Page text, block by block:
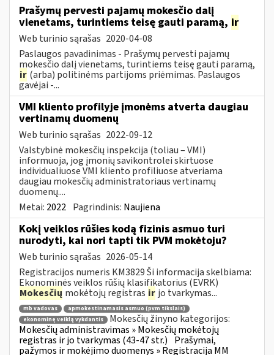
Prašymų pervesti pajamų mokesčio dalį
vienetams, turintiems teisę gauti paramą, ir
Web turinio sąrašas 2020-04-08
Paslaugos pavadinimas - Prašymų pervesti pajamų
mokesčio dalį vienetams, turintiems teisę gauti paramą,
ir (arba) politinėms partijoms priėmimas. Paslaugos
gavėjai -...
VMI kliento profilyje įmonėms atverta daugiau
vertinamų duomenų
Web turinio sąrašas 2022-09-12
Valstybinė mokesčių inspekcija (toliau – VMI)
informuoja, jog įmonių savikontrolei skirtuose
individualiuose VMI kliento profiliuose atveriama
daugiau mokesčių administratoriaus vertinamų
duomenų....
Metai: 2022 Pagrindinis: Naujiena
Kokį veiklos rūšies kodą fizinis asmuo turi
nurodyti, kai nori tapti tik PVM mokėtoju?
Web turinio sąrašas 2026-05-14
Registracijos numeris KM3829 Ši informacija skelbiama:
Ekonominės veiklos rūšių klasifikatorius (EVRK)
Mokesčių mokėtojų registras ir jo tvarkymas...
mb vadovas
apmokestinamasis asmuo (pvm tikslais)
ekonominę veiklą vykdantis
Mokesčių žinyno kategorijos:
Mokesčių administravimas » Mokesčių mokėtojų
registras ir jo tvarkymas (43-47 str.) Prašymai,
pažymos ir mokėjimo duomenys » Registracija MM